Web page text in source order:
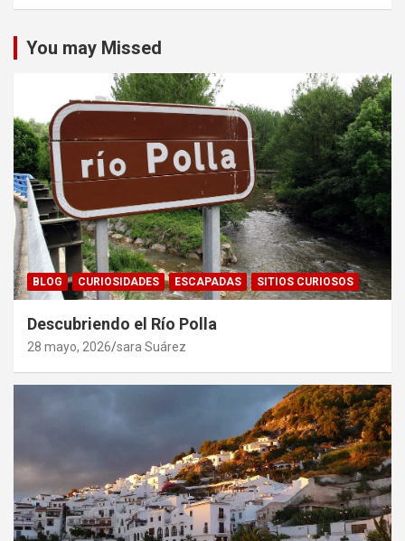
You may Missed
BLOG CURIOSIDADES ESCAPADAS SITIOS CURIOSOS
Descubriendo el Río Polla
28 mayo, 2026 sara Suárez